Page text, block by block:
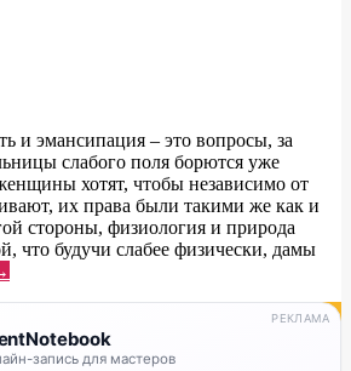
и эмансипация – это вопросы, за
слабого поля борются уже
хотят, чтобы независимо от
их права были такими же как и
стороны, физиология и природа
что будучи слабее физически, дамы
запись для мастеров
РЕКЛАМА